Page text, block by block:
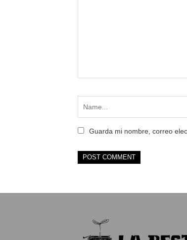
Guarda mi nombre, correo